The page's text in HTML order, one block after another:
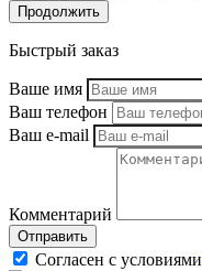
Продолжить
Быстрый заказ
Ваше имя
Ваш телефон
Ваш e-mail
Комментарий
Отправить
Согласен с условиями